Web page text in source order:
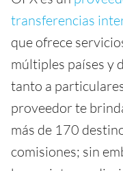
transferencias
que ofrece
múltiples países y
tanto a
proveedor te
más de 170
comisiones; sin